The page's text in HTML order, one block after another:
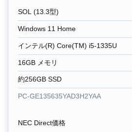
SOL (13.3型)
Windows 11 Home
インテル(R) Core(TM) i5-1335U
16GB メモリ
約256GB SSD
PC-GE135635YAD3H2YAA
NEC Direct価格